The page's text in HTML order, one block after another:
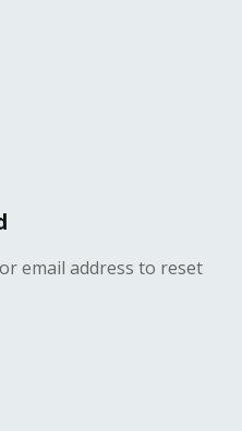
email address to reset